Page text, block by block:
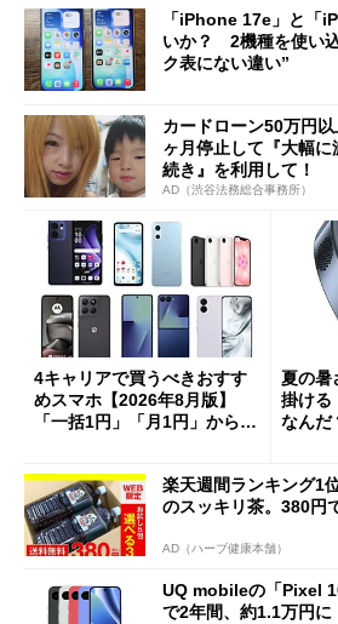
「iPhone 17e」と「
いか？ 2機種を使い
ク表にない違い”
カードローン50万円
ヶ月停止して『大幅
続き』を利用して！
AD（渋谷法務総合事務所）
4キャリアで買うべきおすす
めスマホ【2026年8月版】
「一括1円」「月1円」からお
夏の暑
掛ける
なん
楽天週間ランキング1
のスッキリ茶。380円
AD（ハーブ健康本舗）
UQ mobileの「Pixel
で2年間、約1.1万円に